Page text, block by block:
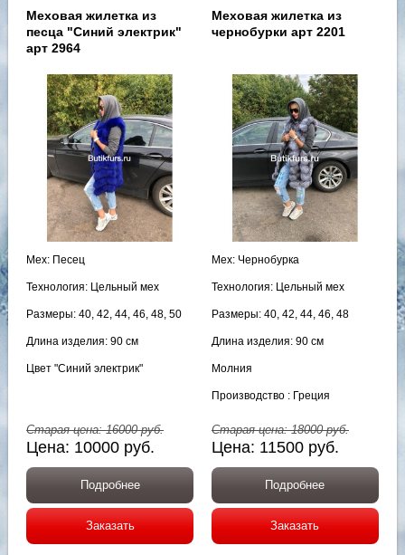
Меховая жилетка из
песца "Синий электрик"
арт 2964
Мех: Песец
Технология: Цельный мех
Размеры: 40, 42, 44, 46, 48, 50
Длина изделия: 90 см
Цвет "Синий электрик"
Старая цена:16000руб.
Цена: 10000 руб.
Подробнее
Заказать
Меховая жилетка из
чернобурки арт 2201
Мех: Чернобурка
Технология: Цельный мех
Размеры: 40, 42, 44, 46, 48
Длина изделия: 90 см
Молния
Производство : Греция
Старая цена:18000руб.
Цена: 11500 руб.
Подробнее
Заказать